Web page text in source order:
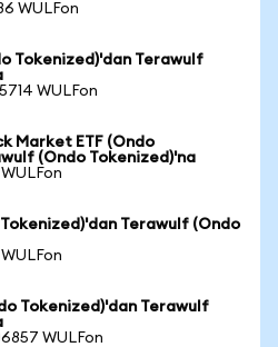
WULFon
Tokenized)'dan Terawulf
WULFon
Market ETF (Ondo
(Ondo Tokenized)'na
Terawulf (Ondo
Tokenized)'dan Terawulf
WULFon